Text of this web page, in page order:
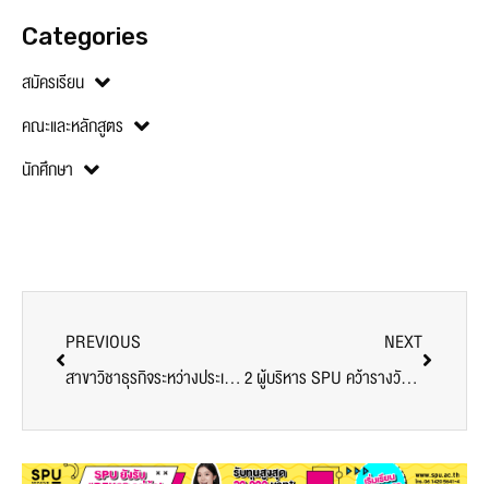
Categories
สมัครเรียน
คณะและหลักสูตร
นักศึกษา
PREVIOUS
สาขาวิชาธุรกิจระหว่างประเทศ SBS SPU เปิดเวทีเสวนา “บุกตลาดจีน กลยุทธ์สู่ความสำเร็จ” เตรียมนักศึกษาก้าวสู่ธุรกิจการค้าระหว่างประเทศยุคดิจิทัล
NEXT
2 ผู้บริหาร SPU คว้ารางวัล “นักบริหารการศึกษาดีเด่น 2567” ย้ำความมุ่งมั่นพัฒนาการศึกษา